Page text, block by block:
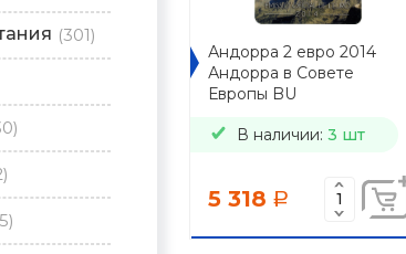
(301)
Андорра 2 евро 2014
Андорра в Совете
Европы BU
В наличии: 3 шт
5 318 a